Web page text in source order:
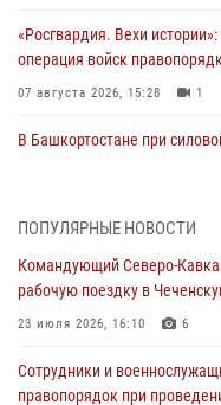
«Росгвардия. Вехи
операция войск
07 августа 2026, 15:28 1
В Башкортостане при
07 августа 2026, 13:30 1
В Югре при содействии
нарушений миграционного
07 августа 2026, 12:54
Тонувшего ребенка спас
ПОПУЛЯРНЫЕ НОВОСТИ
Командующий Северо-
рабочую поездку в
23 июля 2026, 16:10 6
Сотрудники и
правопорядок при